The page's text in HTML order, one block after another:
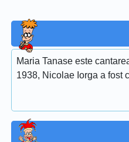
Maria Tanase este
1938, Nicolae Iorga a fost